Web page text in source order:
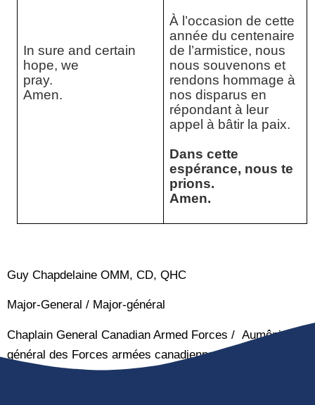
In sure and certain
hope, we
pray.
Amen.
À l’occasion de cette
année du centenaire
de l’armistice, nous
nous souvenons et
rendons hommage à
nos disparus en
répondant à leur
appel à bâtir la paix.
Dans cette
espérance, nous te
prions.
Amen.
Guy Chapdelaine OMM, CD, QHC
Major-General / Major-général
Chaplain General Canadian Armed Forces / Aumônier
général des Forces armées canadiennes